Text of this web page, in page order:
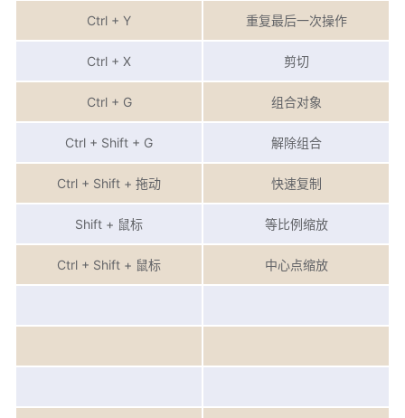
Ctrl + Y 重复最后一次操作
Ctrl + X 剪切
Ctrl + G 组合对象
Ctrl + Shift + G 解除组合
Ctrl + Shift + 拖动 快速复制
Shift + 鼠标 等比例缩放
Ctrl + Shift + 鼠标 中心点缩放